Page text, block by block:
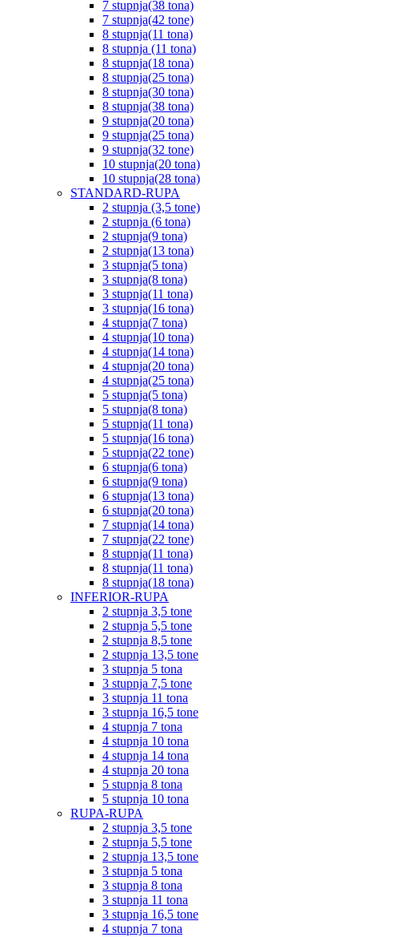
7 stupnja(38 tona)
7 stupnja(42 tone)
8 stupnja(11 tona)
8 stupnja (11 tona)
8 stupnja(18 tona)
8 stupnja(25 tona)
8 stupnja(30 tona)
8 stupnja(38 tona)
9 stupnja(20 tona)
9 stupnja(25 tona)
9 stupnja(32 tone)
10 stupnja(20 tona)
10 stupnja(28 tona)
STANDARD-RUPA
2 stupnja (3,5 tone)
2 stupnja (6 tona)
2 stupnja(9 tona)
2 stupnja(13 tona)
3 stupnja(5 tona)
3 stupnja(8 tona)
3 stupnja(11 tona)
3 stupnja(16 tona)
4 stupnja(7 tona)
4 stupnja(10 tona)
4 stupnja(14 tona)
4 stupnja(20 tona)
4 stupnja(25 tona)
5 stupnja(5 tona)
5 stupnja(8 tona)
5 stupnja(11 tona)
5 stupnja(16 tona)
5 stupnja(22 tone)
6 stupnja(6 tona)
6 stupnja(9 tona)
6 stupnja(13 tona)
6 stupnja(20 tona)
7 stupnja(14 tona)
7 stupnja(22 tone)
8 stupnja(11 tona)
8 stupnja(11 tona)
8 stupnja(18 tona)
INFERIOR-RUPA
2 stupnja 3,5 tone
2 stupnja 5,5 tone
2 stupnja 8,5 tone
2 stupnja 13,5 tone
3 stupnja 5 tona
3 stupnja 7,5 tone
3 stupnja 11 tona
3 stupnja 16,5 tone
4 stupnja 7 tona
4 stupnja 10 tona
4 stupnja 14 tona
4 stupnja 20 tona
5 stupnja 8 tona
5 stupnja 10 tona
RUPA-RUPA
2 stupnja 3,5 tone
2 stupnja 5,5 tone
2 stupnja 13,5 tone
3 stupnja 5 tona
3 stupnja 8 tona
3 stupnja 11 tona
3 stupnja 16,5 tone
4 stupnja 7 tona